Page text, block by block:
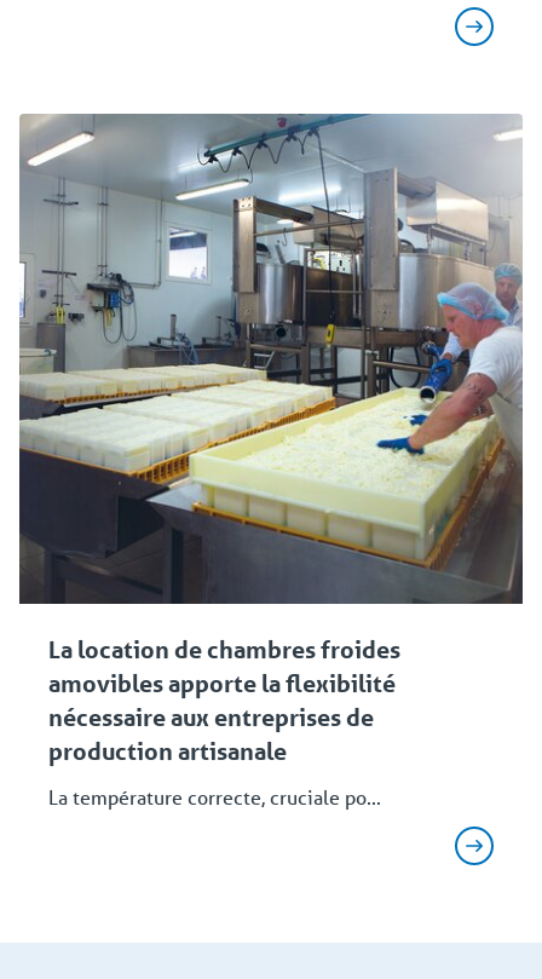
La location de chambres froides
amovibles apporte la flexibilité
nécessaire aux entreprises de
production artisanale
La température correcte, cruciale po...